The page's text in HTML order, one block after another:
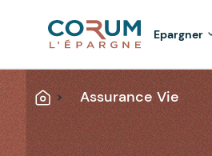
AccueilAssurance Vie
Epargner